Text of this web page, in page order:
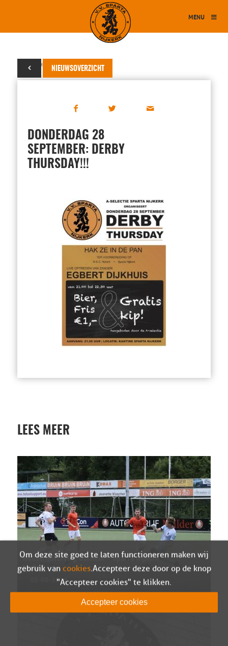
MENU
NIEUWSOVERZICHT
21 september 2017
DONDERDAG 28
SEPTEMBER: DERBY
THURSDAY!!!
LEES MEER
Wedstrijdverslag Berkum – Sparta Nijkerk
(oefen)
05-08-2026
Om deze site goed te laten functioneren maken wij
gebruik van cookies. Accepteer deze door op de knop
"Accepteer cookies" te klikken.
Accepteer cookies